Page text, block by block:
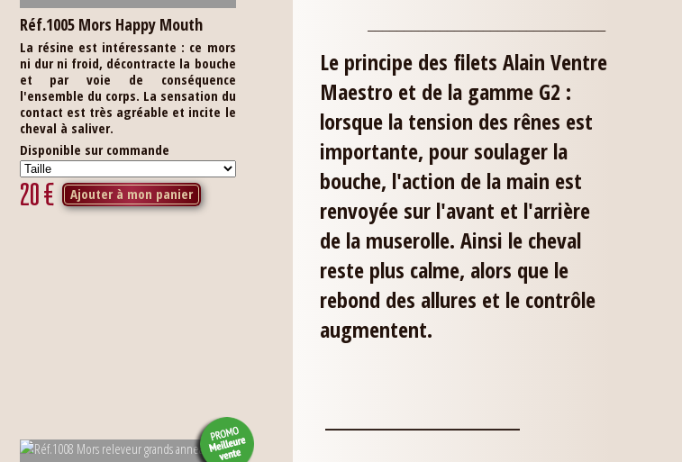
Réf.1005 Mors Happy Mouth
La résine est intéressante : ce mors
ni dur ni froid, décontracte la bouche
et par voie de conséquence
l'ensemble du corps. La sensation du
contact est très agréable et incite le
cheval à saliver.
Disponible sur commande
20€ Ajouter à mon panier
Le principe des filets Alain Ventre
Maestro et de la gamme G2 :
lorsque la tension des rênes est
importante, pour soulager la
bouche, l'action de la main est
renvoyée sur l'avant et l'arrière
de la muserolle. Ainsi le cheval
reste plus calme, alors que le
rebond des allures et le contrôle
augmentent.